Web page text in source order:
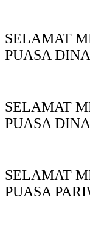
SELAMAT
PUASA
SELAMAT
PUASA
SELAMAT
PUASA